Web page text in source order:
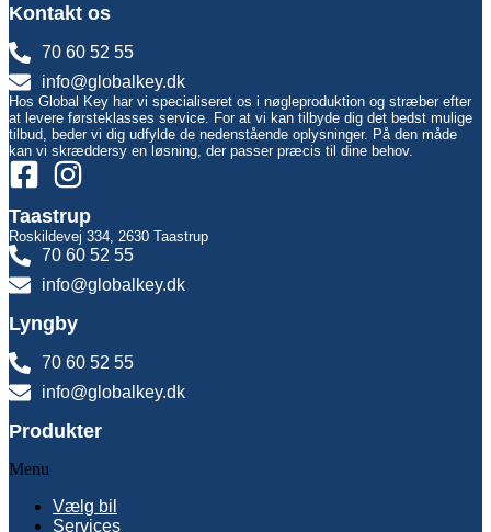
Kontakt os
70 60 52 55
info@globalkey.dk
Hos Global Key har vi specialiseret os i nøgleproduktion og stræber efter
at levere førsteklasses service. For at vi kan tilbyde dig det bedst mulige
tilbud, beder vi dig udfylde de nedenstående oplysninger. På den måde
kan vi skræddersy en løsning, der passer præcis til dine behov.
Taastrup
Roskildevej 334, 2630 Taastrup
70 60 52 55
info@globalkey.dk
Lyngby
70 60 52 55
info@globalkey.dk
Produkter
Menu
Vælg bil
Services